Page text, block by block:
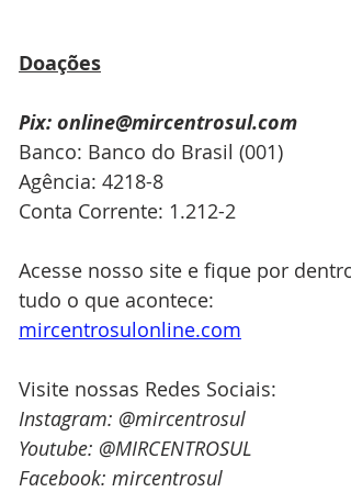
Doações
Pix: online@mircentrosul.com
Banco: Banco do Brasil (001)
Agência: 4218-8
Conta Corrente: 1.212-2
Acesse nosso site e fique por
tudo o que acontece:
mircentrosulonline.com
Visite nossas Redes Sociais:
Instagram: @mircentrosul
Youtube: @MIRCENTROSUL
Facebook: mircentrosul